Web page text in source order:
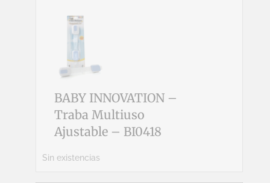
BABY INNOVATION –
Traba Multiuso
Ajustable – BI0418
Sin existencias